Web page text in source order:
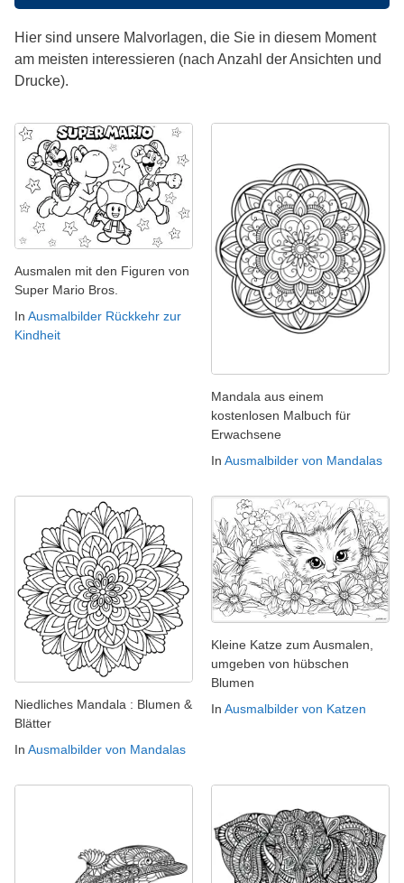
Hier sind unsere Malvorlagen, die Sie in diesem Moment
am meisten interessieren (nach Anzahl der Ansichten und
Drucke).
Ausmalen mit den Figuren von
Super Mario Bros.
In Ausmalbilder Rückkehr zur
Kindheit
Mandala aus einem
kostenlosen Malbuch für
Erwachsene
In Ausmalbilder von Mandalas
Niedliches Mandala : Blumen &
Blätter
In Ausmalbilder von Mandalas
Kleine Katze zum Ausmalen,
umgeben von hübschen
Blumen
In Ausmalbilder von Katzen